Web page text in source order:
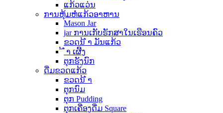
ແກ້ວແວ່ນ
ການຫຸ້ມຫໍ່ແກ້ວອາຫານ
Mason Jar
jar ການເກັບຮັກສາໃນເຮືອນຄົວ
ຂວດນ້ ຳ ມັນແກ້ວ
້ ຳ ເຜີ້ງ
ຕຸກຮັງນົກ
ດື່ມຂວດແກ້ວ
ຂວດນ້ ຳ
ຕຸກນົມ
ຕຸກ Pudding
ຕຸກເຄື່ອງດື່ມ Square